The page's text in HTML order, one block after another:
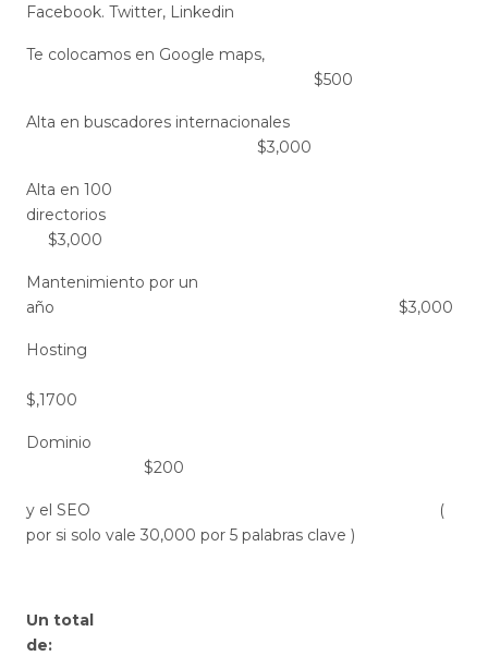
Facebook. Twitter, Linkedin
Te colocamos en Google maps,
$500
Alta en buscadores internacionales
$3,000
Alta en 100
directorios
$3,000
Mantenimiento por un
año $3,000
Hosting
$,1700
Dominio
$200
y el SEO (
por si solo vale 30,000 por 5 palabras clave )
Un total
de: